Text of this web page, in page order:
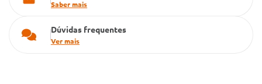
Saber mais
Dúvidas frequentes
Ver mais